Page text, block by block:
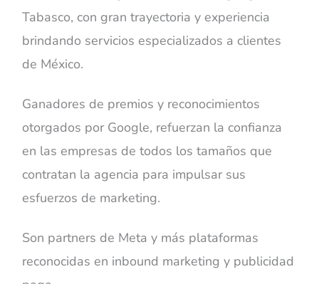
Tabasco, con gran trayectoria y experiencia
brindando servicios especializados a clientes
de México.
Ganadores de premios y reconocimientos
otorgados por Google, refuerzan la confianza
en las empresas de todos los tamaños que
contratan la agencia para impulsar sus
esfuerzos de marketing.
Son partners de Meta y más plataformas
reconocidas en inbound marketing y publicidad